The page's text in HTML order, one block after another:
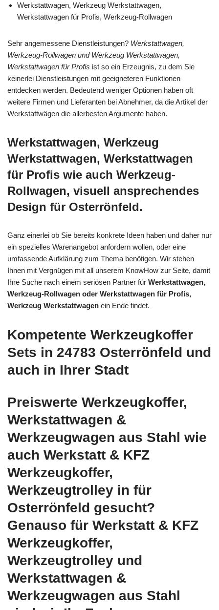
Werkstattwagen, Werkzeug Werkstattwagen,
Werkstattwagen für Profis, Werkzeug-Rollwagen
Sehr angemessene Dienstleistungen? Werkstattwagen,
Werkzeug-Rollwagen und Werkzeug Werkstattwagen,
Werkstattwagen für Profis ist so ein Erzeugnis, zu dem Sie
keinerlei Dienstleistungen mit geeigneteren Funktionen
entdecken werden. Bedeutend weniger Optionen haben oft
weitere Firmen und Lieferanten bei Abnehmer, da die Artikel der
Werkstattwägen die allerbesten Argumente haben.
Werkstattwagen, Werkzeug
Werkstattwagen, Werkstattwagen
für Profis wie auch Werkzeug-
Rollwagen, visuell ansprechendes
Design für Osterrönfeld.
Ganz einerlei ob Sie bereits konkrete Ideen haben und daher nur
ein spezielles Warenangebot anfordern wollen, oder eine
umfassende Aufklärung zum Thema benötigen. Wir stehen
Ihnen mit Vergnügen mit all unserem KnowHow zur Seite, damit
Ihre Suche nach einem seriösen Partner für Werkstattwagen,
Werkzeug-Rollwagen oder Werkstattwagen für Profis,
Werkzeug Werkstattwagen ein Ende findet.
Kompetente Werkzeugkoffer
Sets in 24783 Osterrönfeld und
auch in Ihrer Stadt
Preiswerte Werkzeugkoffer,
Werkstattwagen &
Werkzeugwagen aus Stahl wie
auch Werkstatt & KFZ
Werkzeugkoffer,
Werkzeugtrolley in für
Osterrönfeld gesucht?
Genauso für Werkstatt & KFZ
Werkzeugkoffer,
Werkzeugtrolley und
Werkstattwagen &
Werkzeugwagen aus Stahl